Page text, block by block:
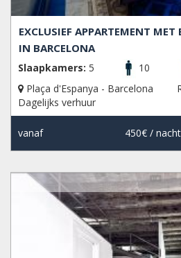
EXCLUSIEF APPARTEMENT MET
IN BARCELONA
Slaapkamers: 5 10
Plaça d'Espanya - Barcelona
Dagelijks verhuur
vanaf 450€/ nacht